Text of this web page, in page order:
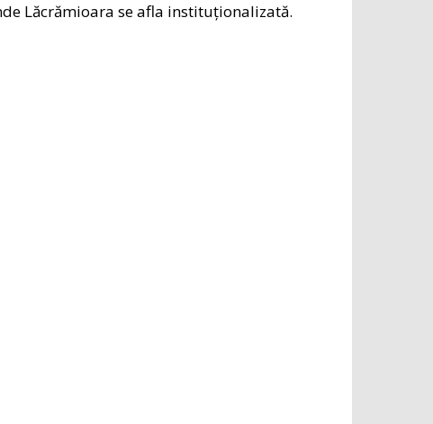
Lăcrămioara se afla instituționalizată.